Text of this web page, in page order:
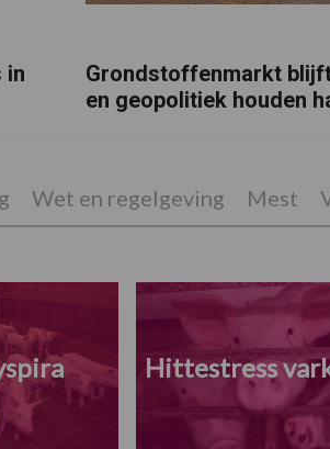
in
Grondstoffenmarkt
en geopolitiek houden
Wet en regelgeving Mest
Hittestress